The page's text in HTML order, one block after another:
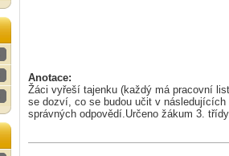
Anotace:
Žáci vyřeší tajenku (každý má pracovní
se dozví, co se budou učit v
správných odpovědí.Určeno žákum 3.